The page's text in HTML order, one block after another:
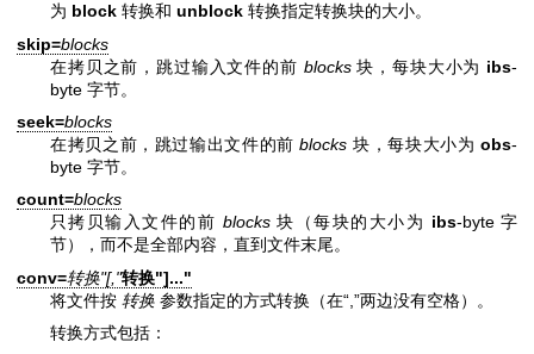
为 block 转换和 unblock 转换指定转换块的大小。
skip=blocks
在拷贝之前，跳过输入文件的前 blocks块，每块大小为 ibs-
byte 字节。
seek=blocks
在拷贝之前，跳过输出文件的前blocks 块，每块大小为 obs-
byte 字节。
count=blocks
只拷贝输入文件的前 blocks块（每块的大小为 ibs-byte 字
节），而不是全部内容，直到文件末尾。
conv=转换"[,"转换"]..."
将文件按 转换 参数指定的方式转换（在“,”两边没有空格）。
转换方式包括：